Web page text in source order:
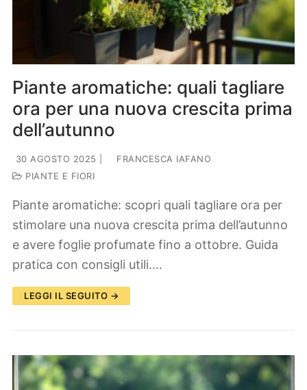
Piante e fiori
Zodiaco
Piante aromatiche: quali tagliare
ora per una nuova crescita prima
dell’autunno
30 AGOSTO 2025
FRANCESCA IAFANO
PIANTE E FIORI
Piante aromatiche: scopri quali tagliare ora per
stimolare una nuova crescita prima dell’autunno
e avere foglie profumate fino a ottobre. Guida
pratica con consigli utili.…
LEGGI IL SEGUITO →